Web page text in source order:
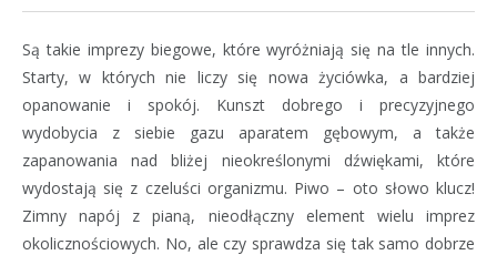
Są takie imprezy biegowe, które wyróżniają się na tle innych.
Starty, w których nie liczy się nowa życiówka, a bardziej
opanowanie i spokój. Kunszt dobrego i precyzyjnego
wydobycia z siebie gazu aparatem gębowym, a także
zapanowania nad bliżej nieokreślonymi dźwiękami, które
wydostają się z czeluści organizmu. Piwo – oto słowo klucz!
Zimny napój z pianą, nieodłączny element wielu imprez
okolicznościowych. No, ale czy sprawdza się tak samo dobrze